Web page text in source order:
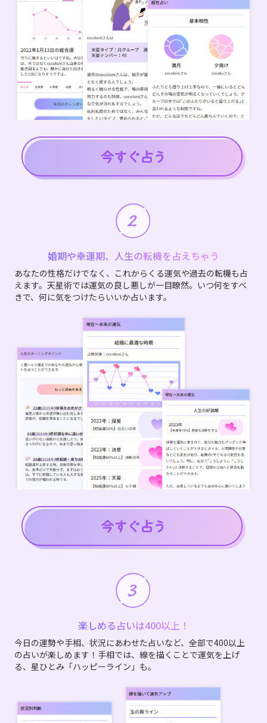
婚期や幸運期、人生の転機を占えちゃう
あなたの性格だけでなく、これからくる運気や過去の転機も占
えます。天星術では運気の良し悪しが一目瞭然。いつ何をすべ
きで、何に気をつけたらいいか占います。
楽しめる占いは400以上！
今日の運勢や手相、状況にあわせた占いなど、全部で400以上
の占いが楽しめます！手相では、線を描くことで運気を上げ
る、星ひとみ「ハッピーライン」も。